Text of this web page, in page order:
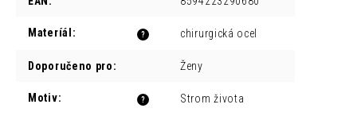
?
Materíál : chirurgická ocel
Doporučeno pro: Ženy
?
Motiv: Strom života